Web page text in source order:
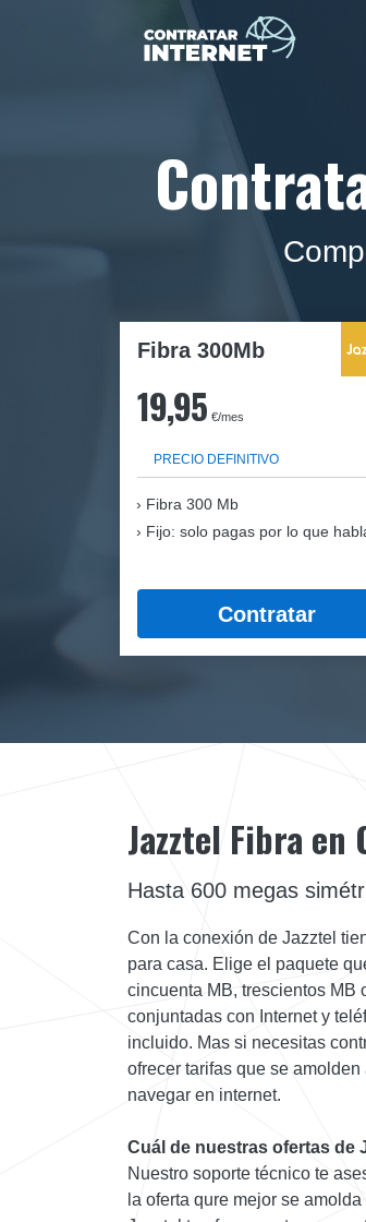
Fibra 300Mb
19,95 €/mes
PRECIO DEFINITIVO
Fibra 300 Mb
Fijo: solo pagas por lo que
Contratar
Jazztel Fibra en
Hasta 600 megas
Con la conexión de Jazztel
para casa. Elige el paquete
cincuenta MB, trescientos MB
conjuntadas con Internet y
incluido. Mas si necesitas
ofrecer tarifas que se
navegar en internet.
Cuál de nuestras ofertas de
Nuestro soporte técnico te
la oferta qure mejor se